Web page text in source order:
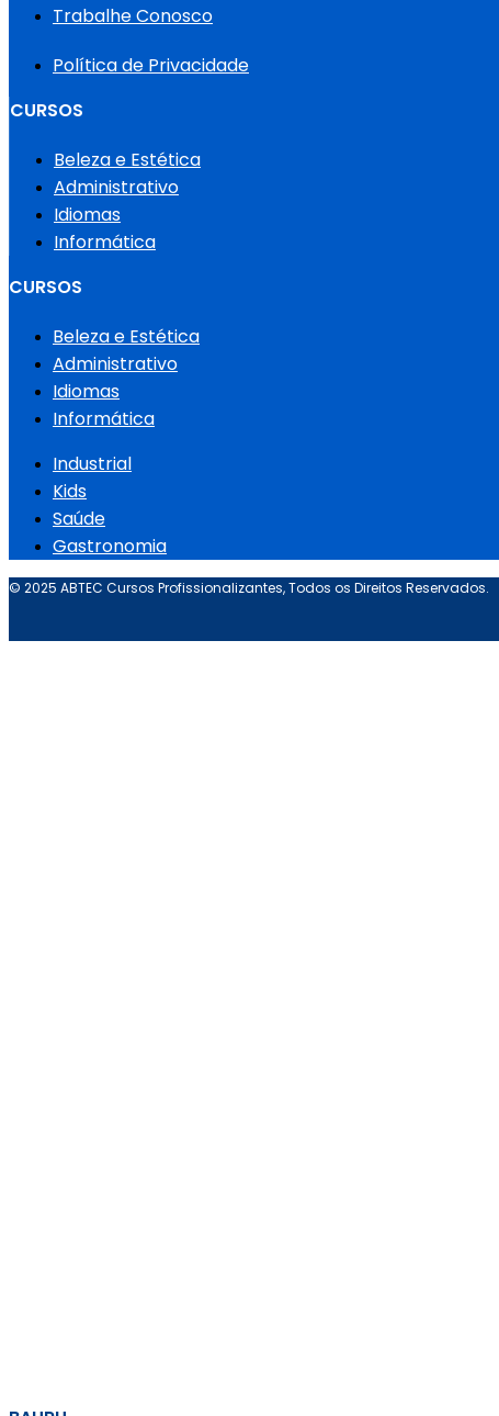
Trabalhe Conosco
Política de Privacidade
CURSOS
Beleza e Estética
Administrativo
Idiomas
Informática
CURSOS
Beleza e Estética
Administrativo
Idiomas
Informática
Industrial
Kids
Saúde
Gastronomia
© 2025 ABTEC Cursos Profissionalizantes, Todos os Direitos Reservados.